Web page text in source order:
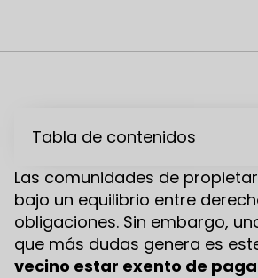
Tabla de contenidos
Las comunidades de
bajo un equilibrio entre
obligaciones. Sin embargo,
que más dudas genera es
vecino estar exento de